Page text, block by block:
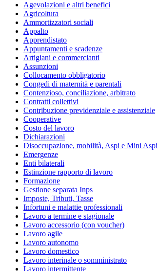
Agevolazioni e altri benefici
Agricoltura
Ammortizzatori sociali
Appalto
Apprendistato
Appuntamenti e scadenze
Artigiani e commercianti
Assunzioni
Collocamento obbligatorio
Congedi di maternità e parentali
Contenzioso, conciliazione, arbitrato
Contratti collettivi
Contribuzione previdenziale e assistenziale
Cooperative
Costo del lavoro
Dichiarazioni
Disoccupazione, mobilità, Aspi e Mini Aspi
Emergenze
Enti bilaterali
Estinzione rapporto di lavoro
Formazione
Gestione separata Inps
Imposte, Tributi, Tasse
Infortuni e malattie professionali
Lavoro a termine e stagionale
Lavoro accessorio (con voucher)
Lavoro agile
Lavoro autonomo
Lavoro domestico
Lavoro interinale o somministrato
Lavoro intermittente